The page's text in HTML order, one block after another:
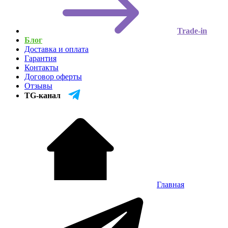
Trade-in
Блог
Доставка и оплата
Гарантия
Контакты
Договор оферты
Отзывы
TG-канал
Главная